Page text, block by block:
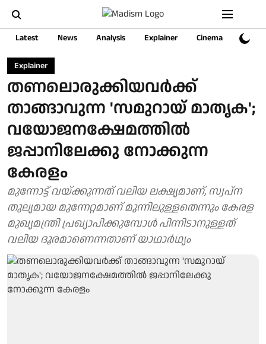
Latest News Analysis Explainer Cinema Sports
Explainer
തണലൊരുക്കിയവർക്ക്
താങ്ങാവുന്ന 'സമുറായ് മാതൃക';
വയോജനക്ഷേമത്തിൽ
ജപ്പാനിലേക്കു നോക്കുന്ന
കേരളം
മുന്നോട്ട് വയ്ക്കുന്നത് വലിയ ലക്ഷ്യമാണ്, സ്വപ്‌ന
തുല്യമായ മുന്നേറ്റമാണ് മുന്നിലുള്ളതെന്നും കേരള
മുഖ്യമന്ത്രി പ്രഖ്യാപിക്കുമ്പോള്‍ പിന്നിടാനുള്ളത്
വലിയ ദൂരമാണെന്നതാണ് യാഥാര്‍ഥ്യം